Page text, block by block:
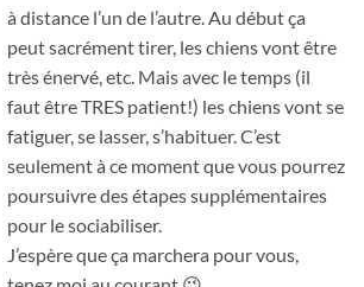
à distance l’un de l’autre. Au début ça
peut sacrément tirer, les chiens vont être
très énervé, etc. Mais avec le temps (il
faut être TRES patient!) les chiens vont se
fatiguer, se lasser, s’habituer. C’est
seulement à ce moment que vous pourrez
poursuivre des étapes supplémentaires
pour le sociabiliser.
J’espère que ça marchera pour vous,